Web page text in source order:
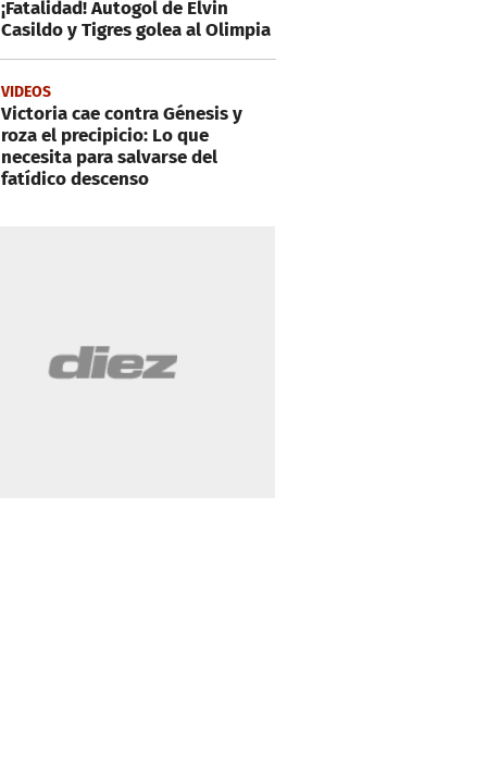
¡Fatalidad! Autogol de Elvin
Casildo y Tigres golea al Olimpia
VIDEOS
Victoria cae contra Génesis y
roza el precipicio: Lo que
necesita para salvarse del
fatídico descenso